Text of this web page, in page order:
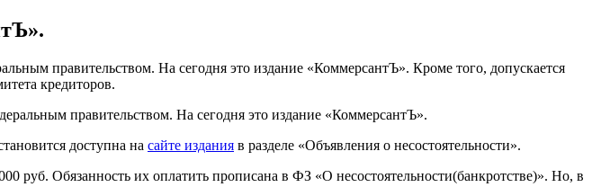
правительством. На сегодня это издание «КоммерсантЪ». Кроме того, допускается
кредиторов.
правительством. На сегодня это издание «КоммерсантЪ».
доступна на сайте издания в разделе «Объявления о несостоятельности».
руб. Обязанность их оплатить прописана в ФЗ «О несостоятельности(банкротстве)». Но, в